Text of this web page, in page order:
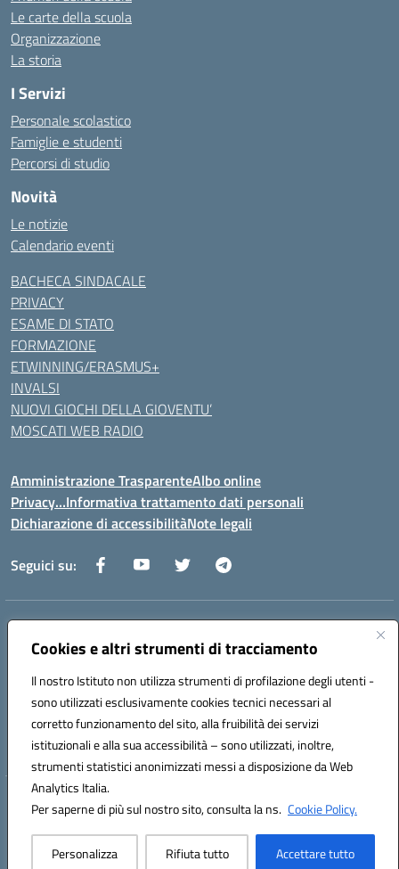
Cookies e altri strumenti di tracciamento
Il nostro Istituto non utilizza strumenti di profilazione degli utenti -
sono utilizzati esclusivamente cookies tecnici necessari al
corretto funzionamento del sito, alla fruibilità dei servizi
istituzionali e alla sua accessibilità – sono utilizzati, inoltre,
strumenti statistici anonimizzati messi a disposizione da Web
Analytics Italia.
Per saperne di più sul nostro sito, consulta la ns. Cookie Policy.
Personalizza Rifiuta tutto Accettare tutto
Le carte della scuola
Organizzazione
La storia
I Servizi
Personale scolastico
Famiglie e studenti
Percorsi di studio
Novità
Le notizie
Calendario eventi
BACHECA SINDACALE
PRIVACY
ESAME DI STATO
FORMAZIONE
ETWINNING/ERASMUS+
INVALSI
NUOVI GIOCHI DELLA GIOVENTU’
MOSCATI WEB RADIO
Amministrazione TrasparenteAlbo online
Privacy…Informativa trattamento dati personali
Dichiarazione di accessibilitàNote legali
Seguici su:
Indirizzo:
Centralino:089 201032 Email:saic88800v@istruzione.it
Codice fiscale: 80028930651
Codice meccanografico:
saic88800v
Codice unico di fatturazione (CUF): UFLEGP
Hosting & Powered by 3D Solution S.r.l.
Concept & Design by Designers Italia